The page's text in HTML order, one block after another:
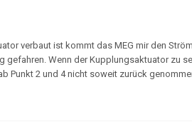
verbaut ist kommt das MEG mir den
gefahren. Wenn der Kupplungsaktuator zu
Punkt 2 und 4 nicht soweit zurück